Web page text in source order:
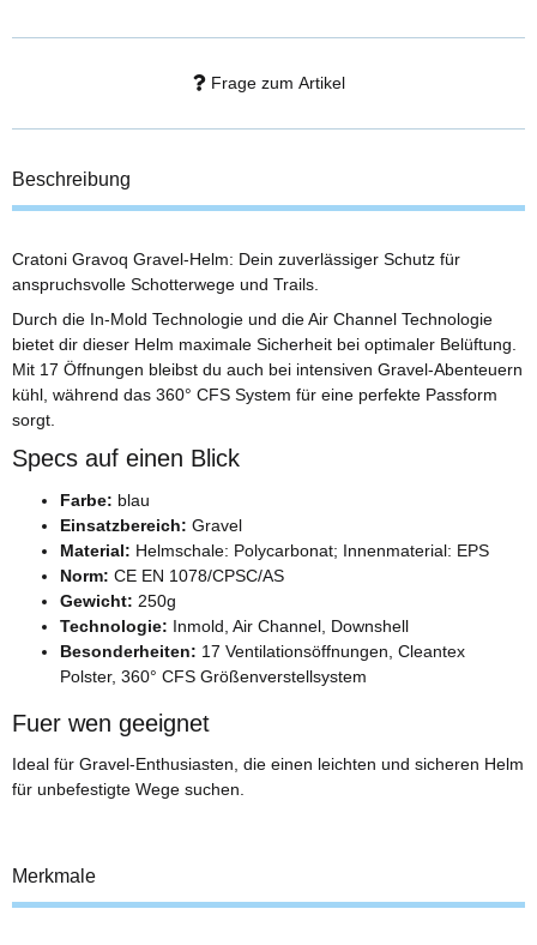
Frage zum Artikel
Beschreibung
Cratoni Gravoq Gravel-Helm: Dein zuverlässiger Schutz für
anspruchsvolle Schotterwege und Trails.
Durch die In-Mold Technologie und die Air Channel Technologie
bietet dir dieser Helm maximale Sicherheit bei optimaler Belüftung.
Mit 17 Öffnungen bleibst du auch bei intensiven Gravel-Abenteuern
kühl, während das 360° CFS System für eine perfekte Passform
sorgt.
Specs auf einen Blick
Farbe: blau
Einsatzbereich: Gravel
Material: Helmschale: Polycarbonat; Innenmaterial: EPS
Norm: CE EN 1078/CPSC/AS
Gewicht: 250g
Technologie: Inmold, Air Channel, Downshell
Besonderheiten: 17 Ventilationsöffnungen, Cleantex
Polster, 360° CFS Größenverstellsystem
Fuer wen geeignet
Ideal für Gravel-Enthusiasten, die einen leichten und sicheren Helm
für unbefestigte Wege suchen.
Merkmale